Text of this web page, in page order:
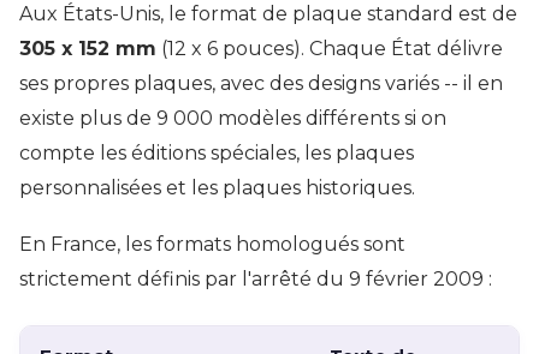
Aux États-Unis, le format de plaque standard est de
305 x 152 mm (12 x 6 pouces). Chaque État délivre
ses propres plaques, avec des designs variés -- il en
existe plus de 9 000 modèles différents si on
compte les éditions spéciales, les plaques
personnalisées et les plaques historiques.
En France, les formats homologués sont
strictement définis par l'arrêté du 9 février 2009 :